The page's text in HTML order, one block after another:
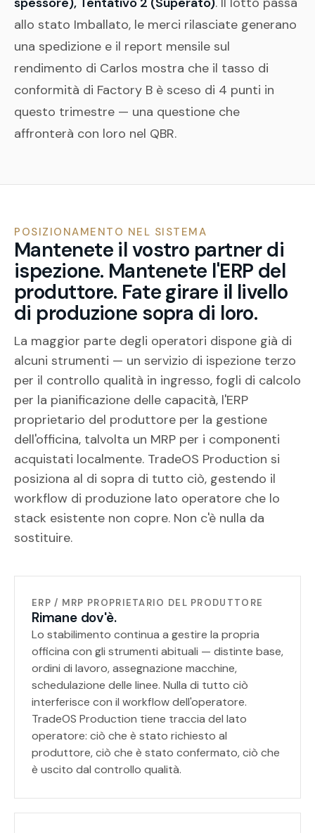
allo stato Imballato, le merci rilasciate generano
una spedizione e il report mensile sul
rendimento di Carlos mostra che il tasso di
conformità di Factory B è sceso di 4 punti in
questo trimestre — una questione che
affronterà con loro nel QBR.
POSIZIONAMENTO NEL SISTEMA
Mantenete il vostro partner di
ispezione. Mantenete l'ERP del
produttore. Fate girare il livello
di produzione sopra di loro.
La maggior parte degli operatori dispone già di
alcuni strumenti — un servizio di ispezione terzo
per il controllo qualità in ingresso, fogli di calcolo
per la pianificazione delle capacità, l'ERP
proprietario del produttore per la gestione
dell'officina, talvolta un MRP per i componenti
acquistati localmente. TradeOS Production si
posiziona al di sopra di tutto ciò, gestendo il
workflow di produzione lato operatore che lo
stack esistente non copre. Non c'è nulla da
sostituire.
ERP / MRP PROPRIETARIO DEL PRODUTTORE
Rimane dov'è.
Lo stabilimento continua a gestire la propria
officina con gli strumenti abituali — distinte base,
ordini di lavoro, assegnazione macchine,
schedulazione delle linee. Nulla di tutto ciò
interferisce con il workflow dell'operatore.
TradeOS Production tiene traccia del lato
operatore: ciò che è stato richiesto al
produttore, ciò che è stato confermato, ciò che
è uscito dal controllo qualità.